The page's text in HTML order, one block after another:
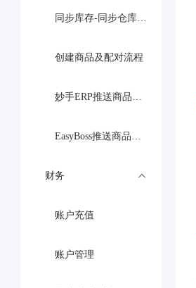
同步库存-同步仓库存到平台店铺
创建商品及配对流程
妙手ERP推送商品到商家端
EasyBoss推送商品到商家端
财务
账户充值
账户管理